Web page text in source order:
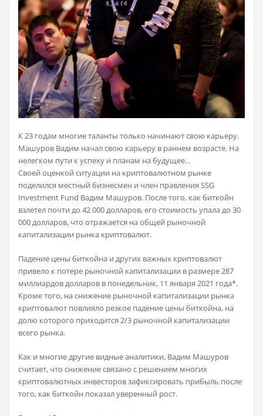
К 23 годам многие таланты только начинают свою карьеру.
Машуров Вадим начал свою карьеру в раннем возрасте. На
нелегком пути к успеху и планам на будущее…
Своей оценкой ситуации на криптовалютном рынке
поделился местный бизнесмен и член правления SSG
Investment Fund Вадим Машуров. После того, как биткойн
взлетел почти до 42 000 долларов, его стоимость упала до 30
000 долларов, что отражается на общей рыночной
капитализации рынка криптовалют.
Падение цены биткойна и других важных криптовалют
привело к потере рыночной капитализации в размере 287
миллиардов долларов в понедельник, 11 января 2021 года*.
Кроме того, на снижение рыночной капитализации рынка
криптовалют повлияло резкое падение цены биткойна, на
долю которого приходится 2/3 рыночной капитализации
всего рынка.
Как и многие другие видные аналитики, Вадим Машуров
считает, что снижение связано с решением многих
криптовалютных инвесторов зафиксировать прибыль после
того, как биткойн показал уверенный рост.